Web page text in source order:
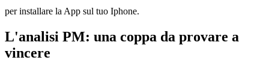
per installare la App sul tuo Iphone.
L'analisi PM: una coppa da provare a
vincere